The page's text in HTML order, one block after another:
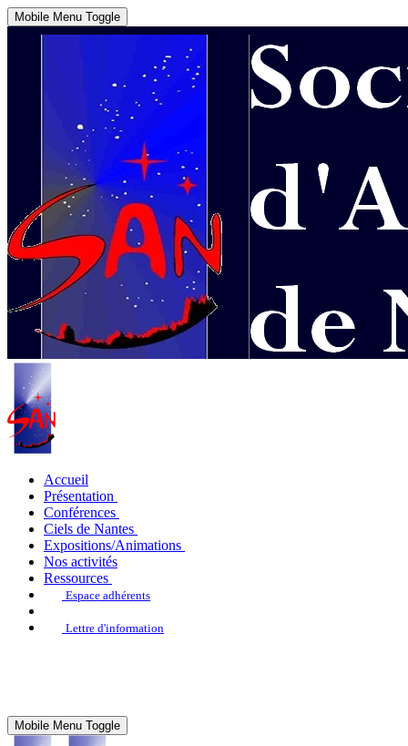
Mobile Menu Toggle
Accueil
Présentation
Conférences
Ciels de Nantes
Expositions/Animations
Nos activités
Ressources
Espace adhérents
Lettre d'information
Mobile Menu Toggle